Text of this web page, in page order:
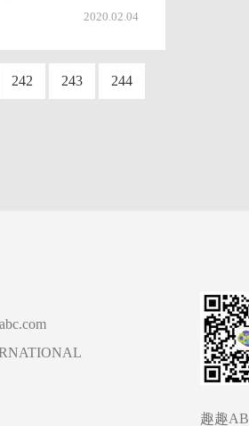
2020.02.04
242 243 244
趣趣